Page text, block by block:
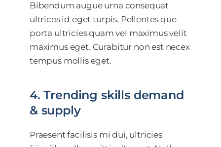
Bibendum augue urna consequat
ultrices id eget turpis. Pellentes que
porta ultricies quam vel maximus velit
maximus eget. Curabitur non est necex
tempus mollis eget.
4. Trending skills demand
& supply
Praesent facilisis mi dui, ultricies